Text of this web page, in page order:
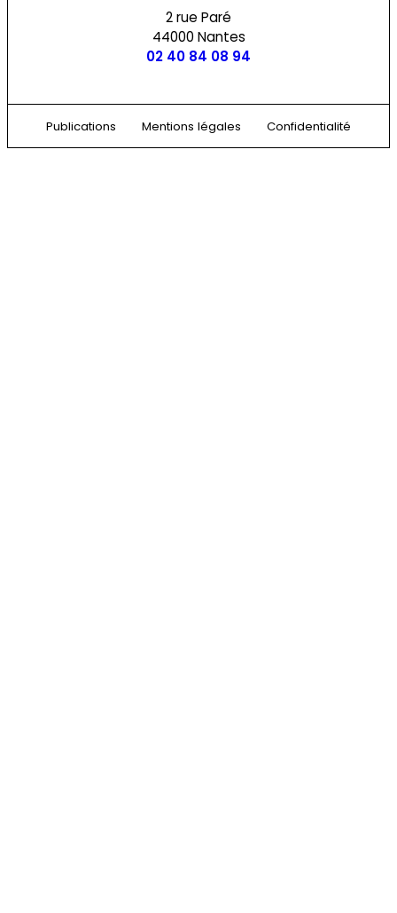
2 rue Paré
44000 Nantes
02 40 84 08 94
Publications Mentions légales Confidentialité